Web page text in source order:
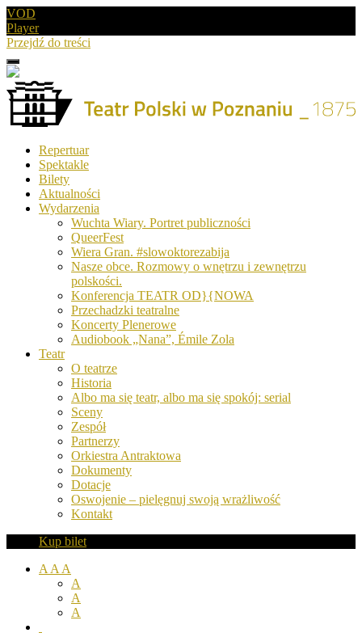
VOD
Player
Przejdź do treści
Menu
Drugie
logo
Teatr
Polski
Poznaniu
Repertuar
Spektakle
Bilety
Aktualności
Wydarzenia
Wuchta Wiary. Portret publiczności
QueerFest
Wiera Gran. #slowoktorezabija
Nasze obce. Rozmowy o wnętrzu i zewnętrzu
polskości.
Konferencja TEATR OD}{NOWA
Przechadzki teatralne
Koncerty Plenerowe
Audiobook „Nana”, Émile Zola
Teatr
O teatrze
Historia
Albo ma się teatr, albo ma się spokój: serial
Sceny
Zespół
Partnerzy
Orkiestra Antraktowa
Dokumenty
Dotacje
Oswojenie – pielęgnuj swoją wrażliwość
Kontakt
Kup bilet
A A A
A
A
A